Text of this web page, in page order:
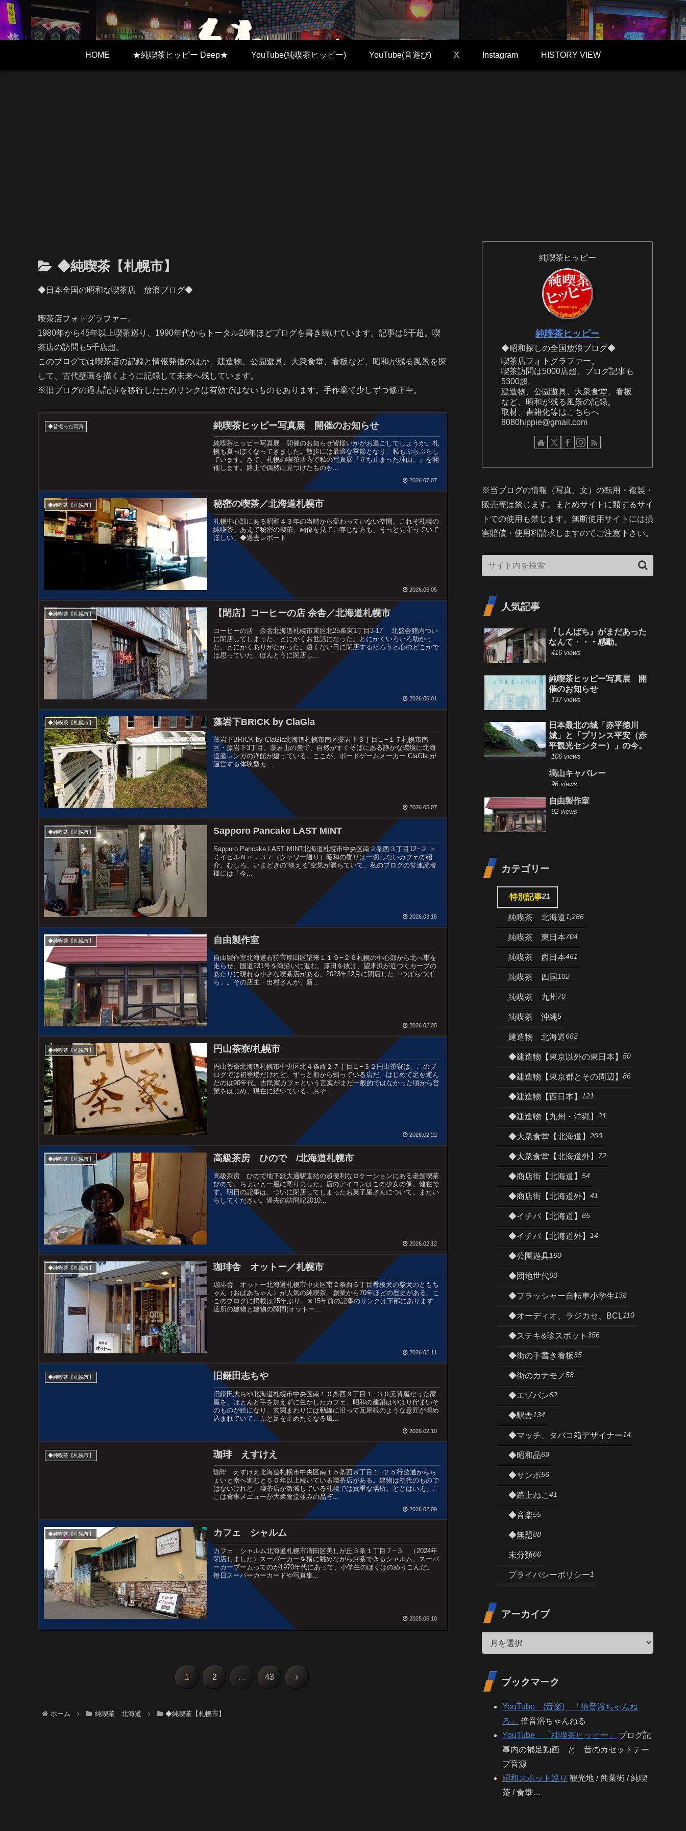
HOME ★純喫茶ヒッピー Deep★ YouTube(純喫茶ヒッピー) YouTube(音遊び) X Instagram HISTORY VIEW
◆純喫茶【札幌市】
◆日本全国の昭和な喫茶店 放浪ブログ◆
喫茶店フォトグラファー。
1980年から45年以上喫茶巡り、1990年代からトータル26年ほどブログを書き続けています。記事は5千超。喫
茶店の訪問も5千店超。
このブログでは喫茶店の記録と情報発信のほか、建造物、公園遊具、大衆食堂、看板など、昭和が残る風景を探
して、古代壁画を描くように記録して未来へ残しています。
※旧ブログの過去記事を移行したためリンクは有効ではないものもあります。手作業で少しずつ修正中。
◆昔撮った写真 純喫茶ヒッピー写真展 開催のお知らせ
純喫茶ヒッピー写真展 開催のお知らせ皆様いかがお過ごしでしょうか。札
幌も夏っぽくなってきました。散歩には最適な季節となり、私もぶらぶらし
ています。さて、札幌の喫茶店内で私の写真展『立ち止まった理由。』を開
催します。路上で偶然に見つけたものを...
2026.07.07
◆純喫茶【札幌市】 秘密の喫茶／北海道札幌市
札幌中心部にある昭和４３年の当時から変わっていない空間。これぞ札幌の
純喫茶。あえて秘密の喫茶。画像を見てご存じな方も、そっと見守っていて
ほしい。◆過去レポート
2026.06.05
◆純喫茶【札幌市】 【閉店】コーヒーの店 余舎／北海道札幌市
コーヒーの店 余舎北海道札幌市東区北25条東1丁目3-17 北盛会館内つい
に閉店してしまった。とにかくお世話になった。とにかくいろいろ助かっ
た。とにかくありがたかった。遠くない日に閉店するだろうと心のどこかで
は思っていた。ほんとうに閉店し...
2026.06.01
◆純喫茶【札幌市】 藻岩下BRICK by ClaGla
藻岩下BRICK by ClaGla北海道札幌市南区藻岩下３丁目１−１７札幌市南
区・藻岩下3丁目。藻岩山の麓で、自然がすぐそばにある静かな環境に北海
道産レンガの洋館が建っている。ここが、ボードゲームメーカー ClaGla が
運営する体験型カ...
2026.05.07
◆純喫茶【札幌市】 Sapporo Pancake LAST MINT
Sapporo Pancake LAST MINT北海道札幌市中央区南２条西３丁目12−２ ト
ミイビルＮｏ．３７（シャワー通り）昭和の香りは一切しないカフェの紹
介。むしろ、いまどきの“映える”空気が満ちていて、私のブログの常連読者
様には「今...
2026.03.15
◆純喫茶【札幌市】 自由製作室
自由製作室北海道石狩市厚田区望来１１９−２６札幌の中心部から北へ車を
走らせ、国道231号を海沿いに進む。厚田を抜け、望来浜が近づくカーブの
あたりに現れる小さな喫茶店がある。2023年12月に閉店した「つばらつば
ら」。その店主・出村さんが、新...
2026.02.25
◆純喫茶【札幌市】 円山茶寮/札幌市
円山茶寮北海道札幌市中央区北４条西２７丁目１−３２円山茶寮は、このブ
ログでは初登場だけれど、ずっと前から知っている店だ。はじめて足を運ん
だのは90年代。古民家カフェという言葉がまだ一般的ではなかった頃から営
業をはじめ、現在に続いている。おそ...
2026.02.22
◆純喫茶【札幌市】 高級茶房 ひので /北海道札幌市
高級茶房 ひので地下鉄大通駅直結の超便利なロケーションにある老舗喫茶
ひので。ちょいと一服に寄りました。店のアイコンはこの少女の像。健在で
す。明日の記事は、ついに閉店してしまったお菓子屋さんについて。またい
らしてください。過去の訪問記2010...
2026.02.12
◆純喫茶【札幌市】 珈琲舎 オットー／札幌市
珈琲舎 オットー北海道札幌市中央区南２条西５丁目看板犬の柴犬のともち
ゃん（おばあちゃん）が人気の純喫茶。創業から70年ほどの歴史がある。こ
このブログに掲載は15年ぶり。※15年前の記事のリンクは下部にあります
近所の建物と建物の隙間(オットー...
2026.02.11
◆純喫茶【札幌市】 旧鎌田志ちや
旧鎌田志ちや北海道札幌市中央区南１０条西９丁目１−３０元質屋だった家
屋を、ほとんど手を加えずに生かしたカフェ。昭和の建築はやはり佇まいそ
のものが絵になり、玄関まわりには動線に沿って瓦屋根のような意匠が埋め
込まれていて、ふと足を止めたくなる風...
2026.02.10
◆純喫茶【札幌市】 珈琲 えすけえ
珈琲 えすけえ北海道札幌市中央区南１５条西８丁目１−２５行啓通からち
ょいと南へ進むと５０年以上続いている喫茶店がある。建物は初代のもので
はないけれど、喫茶店が激減している札幌では貴重な場所。ととはいえ、こ
こは食事メニューが大衆食堂並みの品ぞ...
2026.02.09
◆純喫茶【札幌市】 カフェ シャルム
カフェ シャルム北海道札幌市清田区美しが丘３条１丁目７−３ （2024年
閉店しました）スーパーカーを横に眺めながらお茶できるシャルム。スーパ
ーカーブームってのが1970年代にあって、小学生のぼくはのめりこんだ。
毎日スーパーカーカードや写真集...
2025.06.10
1 2 … 43 次
ホーム 純喫茶 北海道 ◆純喫茶【札幌市】
純喫茶ヒッピー
純喫茶ヒッピー
◆昭和探しの全国放浪ブログ◆
喫茶店フォトグラファー。
喫茶訪問は5000店超、ブログ記事も
5300超。
建造物、公園遊具、大衆食堂、看板
など、昭和が残る風景の記録。
取材、書籍化等はこちらへ
8080hippie@gmail.com
※当ブログの情報（写真、文）の転用・複製・
販売等は禁じます。まとめサイトに類するサイ
トでの使用も禁じます。無断使用サイトには損
害賠償・使用料請求しますのでご注意下さい。
人気記事
『しんぱち』がまだあった
なんて・・・感動。
416 views
純喫茶ヒッピー写真展 開
催のお知らせ
137 views
日本最北の城「赤平徳川
城」と「プリンス平安（赤
平観光センター）」の今。
106 views
塙山キャバレー
96 views
自由製作室
92 views
カテゴリー
特別記事21
純喫茶 北海道1,286
純喫茶 東日本704
純喫茶 西日本461
純喫茶 四国 102
純喫茶 九州 70
純喫茶 沖縄5
建造物 北海道682
◆建造物【東京以外の東日本】 50
◆建造物【東京都とその周辺】 86
◆建造物【西日本】 121
◆建造物【九州・沖縄】 21
◆大衆食堂【北海道】 200
◆大衆食堂【北海道外】 72
◆商店街【北海道】 54
◆商店街【北海道外】 41
◆イチバ【北海道】 85
◆イチバ【北海道外】 14
◆公園遊具160
◆団地世代60
◆フラッシャー自転車小学生138
◆オーディオ、ラジカセ、BCL110
◆ステキ&珍スポット 356
◆街の手書き看板35
◆街のカナモノ58
◆エゾパン62
◆駅舎134
◆マッチ、タバコ箱デザイナー14
◆昭和品69
◆サンポ56
◆路上ねこ 41
◆音楽55
◆無題88
未分類66
プライバシーポリシー1
アーカイブ
ブックマーク
YouTube (音楽) 「倍音浴ちゃんね
る」
倍音浴ちゃんねる
YouTube 「純喫茶ヒッピー」
ブログ記
事内の補足動画 と 昔のカセットテー
プ音源
昭和スポット巡り 観光地 / 商業街 / 純喫
茶 / 食堂…